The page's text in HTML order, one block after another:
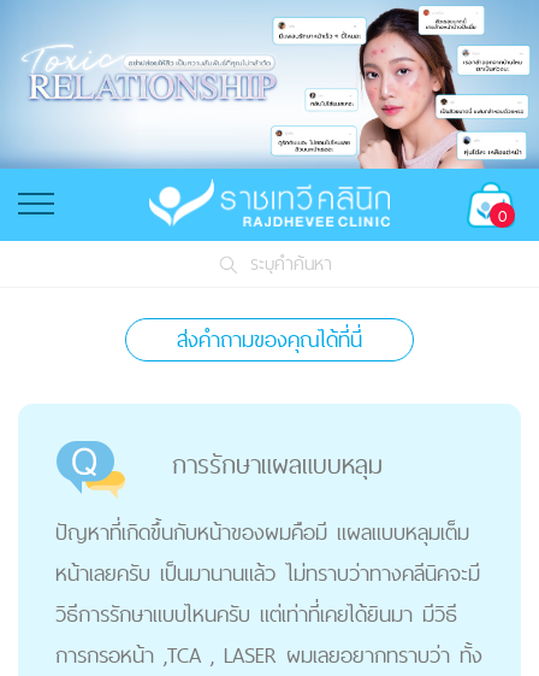
0
ระบุคำค้นหา
ส่งคำถามของคุณได้ที่นี่
การรักษาแผลแบบหลุม
ปัญหาที่เกิดขึ้นกับหน้าของผมคือมี แผลแบบหลุมเต็ม
หน้าเลยครับ เป็นมานานแล้ว ไม่ทราบว่าทางคลีนิคจะมี
วิธีการรักษาแบบไหนครับ แต่เท่าที่เคยได้ยินมา มีวิธี
การกรอหน้า ,TCA , LASER ผมเลยอยากทราบว่า ทั้ง